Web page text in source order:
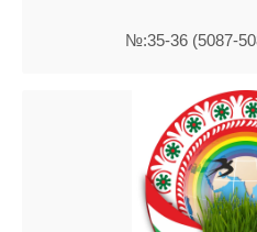
№:35-36 (5087-